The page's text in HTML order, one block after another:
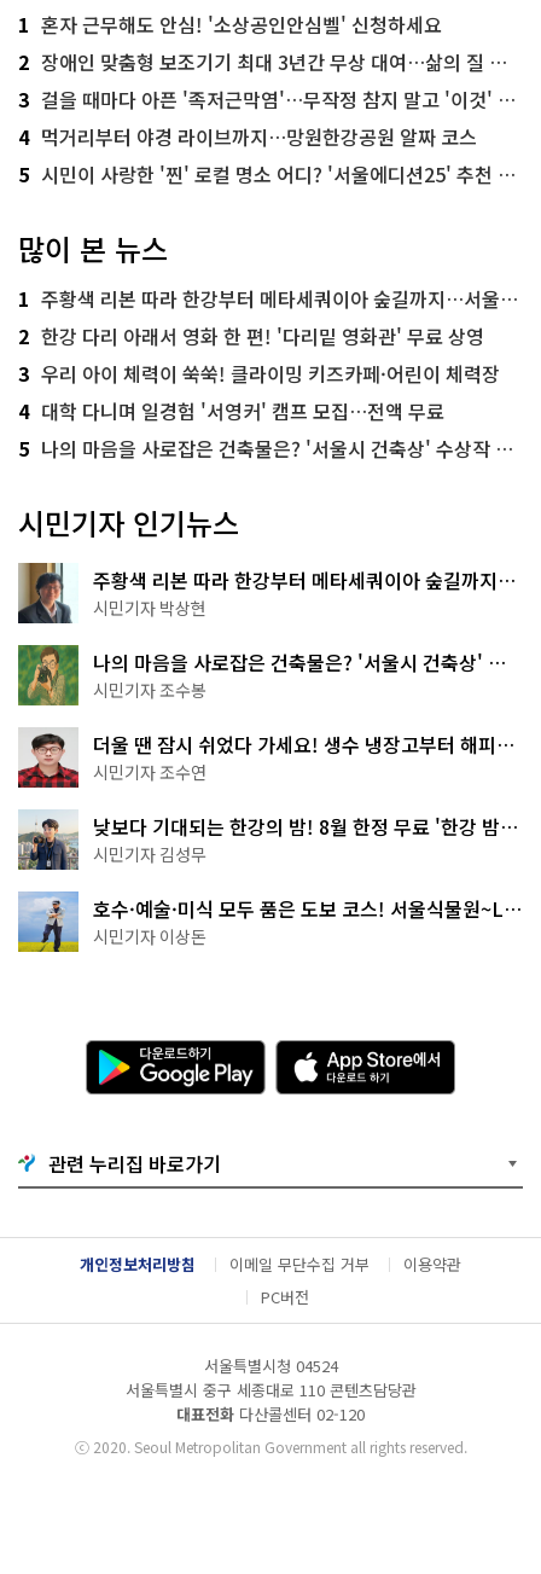
1 혼자 근무해도 안심! '소상공인안심벨' 신청하세요
2 장애인 맞춤형 보조기기 최대 3년간 무상 대여…삶의 질 높인다
3 걸을 때마다 아픈 '족저근막염'…무작정 참지 말고 '이것' 해보세요!
4 먹거리부터 야경 라이브까지…망원한강공원 알짜 코스
5 시민이 사랑한 '찐' 로컬 명소 어디? '서울에디션25' 추천 코스
많이 본 뉴스
1 주황색 리본 따라 한강부터 메타세쿼이아 숲길까지…서울둘레길 15코스
2 한강 다리 아래서 영화 한 편! '다리밑 영화관' 무료 상영
3 우리 아이 체력이 쑥쑥! 클라이밍 키즈카페·어린이 체력장
4 대학 다니며 일경험 '서영커' 캠프 모집…전액 무료
5 나의 마음을 사로잡은 건축물은? '서울시 건축상' 수상작 공개!
시민기자 인기뉴스
주황색 리본 따라 한강부터 메타세쿼이아 숲길까지…
서울둘레길 15코스
시민기자 박상현
나의 마음을 사로잡은 건축물은? '서울시 건축상' 수
상작 공개!
시민기자 조수봉
더울 땐 잠시 쉬었다 가세요! 생수 냉장고부터 해피소
·무더위쉼터까지
시민기자 조수연
낮보다 기대되는 한강의 밤! 8월 한정 무료 '한강 밤
핑' 예약은?
시민기자 김성무
호수·예술·미식 모두 품은 도보 코스! 서울식물원~LG
아트센터~마곡테라스거리
시민기자 이상돈
다
운
로
기
G
o
g
l
e
l
A
p
p
e
서
다
운
드
관련 누리집 바로가기
개인정보처리방침 이메일 무단수집 거부
이용약관
PC버전
서울특별시청 04524
서울특별시 중구 세종대로 110 콘텐츠담당관
대표전화 다산콜센터 02-120
ⓒ2020. Seoul Metropolitan Government all rights reserved.